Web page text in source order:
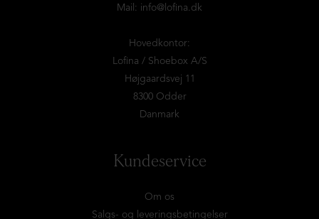
Mail: info@lofina.dk
Hovedkontor:
Lofina / Shoebox A/S
Højgaardsvej 11
8300 Odder
Danmark
Kundeservice
Om os
Salgs- og leveringsbetingelser